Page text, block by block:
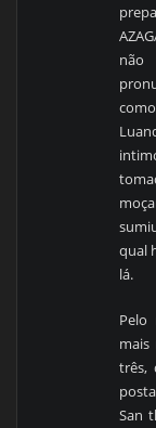
não
qual
lá.
Pelo
mais
três,
San